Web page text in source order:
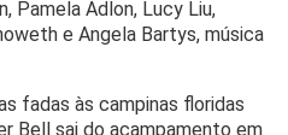
Pamela Adlon, Lucy Liu,
e Angela Bartys, música
fadas às campinas floridas
Bell sai do acampamento em